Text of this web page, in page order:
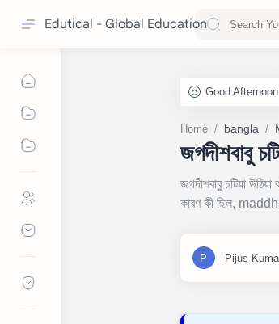
Edutical - Global Education
Home bangla
জগদীশবাবু
জগদীশবাবু চটিয়া
কারণ কী ছিল,